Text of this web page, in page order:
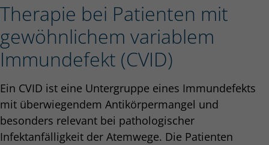
Therapie bei Patienten mit
gewöhnlichem variablem
Immundefekt (CVID)
Ein CVID ist eine Untergruppe eines Immundefekts
mit überwiegendem Antikörpermangel und
besonders relevant bei pathologischer
Infektanfälligkeit der Atemwege. Die Patienten